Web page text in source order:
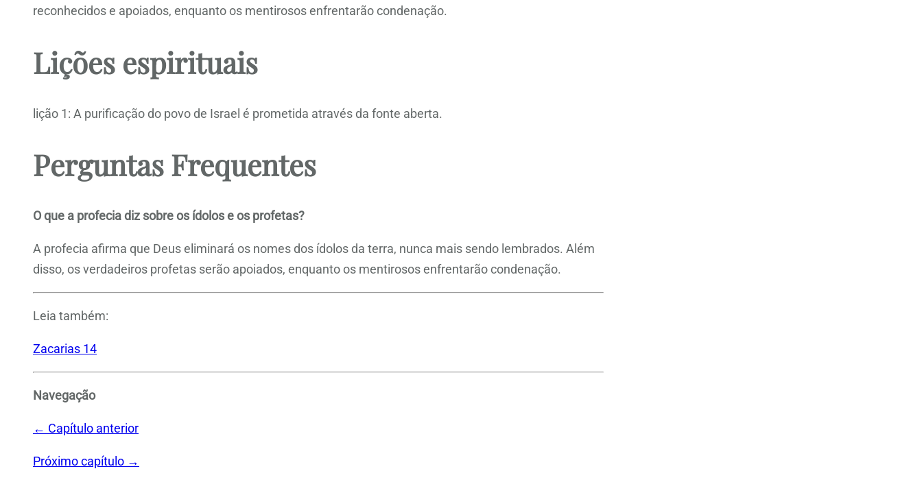
reconhecidos e apoiados, enquanto os mentirosos enfrentarão condenação.
Lições espirituais
lição 1: A purificação do povo de Israel é prometida através da fonte aberta.
Perguntas Frequentes
O que a profecia diz sobre os ídolos e os profetas?
A profecia afirma que Deus eliminará os nomes dos ídolos da terra, nunca mais sendo lembrados. Além
disso, os verdadeiros profetas serão apoiados, enquanto os mentirosos enfrentarão condenação.
Leia também:
Zacarias 14
Navegação
← Capítulo anterior
Próximo capítulo →